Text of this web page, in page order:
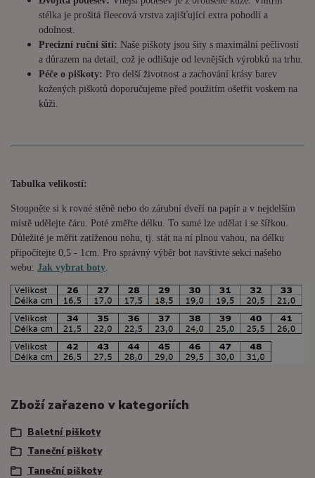
stélka je prošitá fleecová vrstva zajišťující extra pohodlí a
odolnost.
Precizní ruční šití: Naše piškoty jsou šity s maximální pečlivostí
a důrazem na detail, což je odlišuje od levnějších výrobků na trhu.
Péče o piškoty: Pro delší životnost a zachování krásy barev
kožených piškotů doporučujeme před použitím ošetřit voskem na
kůži.
Tabulka velikostí:
Stoupněte si k rovné stěně nebo do zárubní dveří na papír a v nejdelším
místě udělejte čáru. Poté změřte délku. To samé lze udělat i se šířkou.
Důležité je měřit zatíženou nohu, tj. stát na ní plnou vahou, na délku
připočítejte 0,5 - 1cm . Pro správný výběr bot navštivte sekci našeho
webu: Jak vybrat boty
Zboží zařazeno v kategoriích
Baletní piškoty
Taneční piškoty
Taneční piškoty